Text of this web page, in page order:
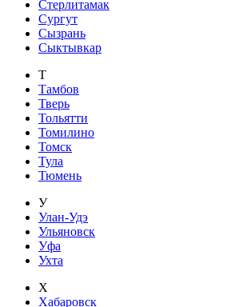
Стерлитамак
Сургут
Сызрань
Сыктывкар
Т
Тамбов
Тверь
Тольятти
Томилино
Томск
Тула
Тюмень
У
Улан-Удэ
Ульяновск
Уфа
Ухта
Х
Хабаровск